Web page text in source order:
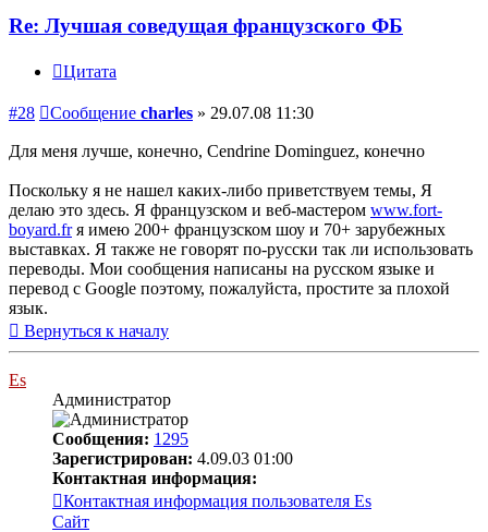
Re: Лучшая соведущая французского ФБ
Цитата
#28 Сообщение charles » 29.07.08 11:30
Для меня лучше, конечно, Cendrine Dominguez, конечно
Поскольку я не нашел каких-либо приветствуем темы, Я
делаю это здесь. Я французском и веб-мастером www.fort-
boyard.frя имею 200+ французском шоу и 70+ зарубежных
выставках. Я также не говорят по-русски так ли использовать
переводы. Мои сообщения написаны на русском языке и
перевод с Google поэтому, пожалуйста, простите за плохой
язык.
Вернуться к началу
Es
Администратор
Сообщения: 1295
Зарегистрирован: 4.09.03 01:00
Контактная информация:
Контактная информация пользователя Es
Сайт